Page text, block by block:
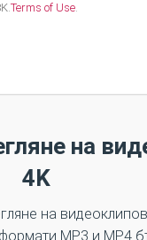
Terms of Use.
на
4K
на
MP3 и